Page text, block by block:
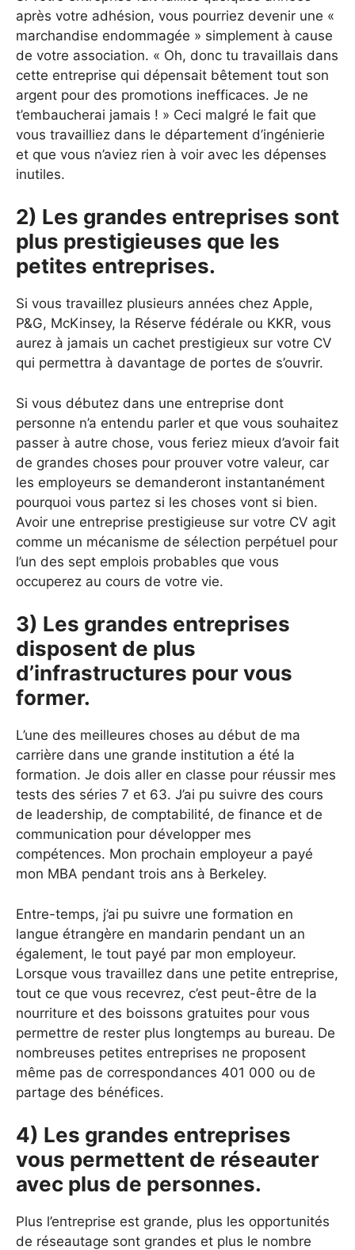
après votre adhésion, vous pourriez devenir une «
marchandise endommagée » simplement à cause
de votre association. « Oh, donc tu travaillais dans
cette entreprise qui dépensait bêtement tout son
argent pour des promotions inefficaces. Je ne
t’embaucherai jamais ! » Ceci malgré le fait que
vous travailliez dans le département d’ingénierie
et que vous n’aviez rien à voir avec les dépenses
inutiles.
2) Les grandes entreprises sont
plus prestigieuses que les
petites entreprises.
Si vous travaillez plusieurs années chez Apple,
P&G, McKinsey, la Réserve fédérale ou KKR, vous
aurez à jamais un cachet prestigieux sur votre CV
qui permettra à davantage de portes de s’ouvrir.
Si vous débutez dans une entreprise dont
personne n’a entendu parler et que vous souhaitez
passer à autre chose, vous feriez mieux d’avoir fait
de grandes choses pour prouver votre valeur, car
les employeurs se demanderont instantanément
pourquoi vous partez si les choses vont si bien.
Avoir une entreprise prestigieuse sur votre CV agit
comme un mécanisme de sélection perpétuel pour
l’un des sept emplois probables que vous
occuperez au cours de votre vie.
3) Les grandes entreprises
disposent de plus
d’infrastructures pour vous
former.
L’une des meilleures choses au début de ma
carrière dans une grande institution a été la
formation. Je dois aller en classe pour réussir mes
tests des séries 7 et 63. J’ai pu suivre des cours
de leadership, de comptabilité, de finance et de
communication pour développer mes
compétences. Mon prochain employeur a payé
mon MBA pendant trois ans à Berkeley.
Entre-temps, j’ai pu suivre une formation en
langue étrangère en mandarin pendant un an
également, le tout payé par mon employeur.
Lorsque vous travaillez dans une petite entreprise,
tout ce que vous recevrez, c’est peut-être de la
nourriture et des boissons gratuites pour vous
permettre de rester plus longtemps au bureau. De
nombreuses petites entreprises ne proposent
même pas de correspondances 401 000 ou de
partage des bénéfices.
4) Les grandes entreprises
vous permettent de réseauter
avec plus de personnes.
Plus l’entreprise est grande, plus les opportunités
de réseautage sont grandes et plus le nombre